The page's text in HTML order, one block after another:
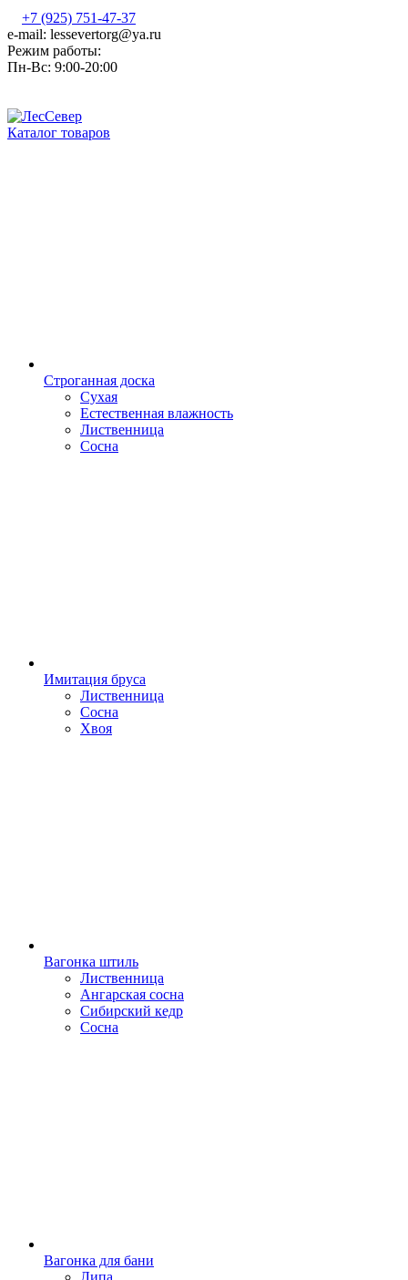
+7 (925) 751-47-37
e-mail: lessevertorg@ya.ru
Режим работы:
Пн-Вс: 9:00-20:00
Каталог товаров
Строганная доска
Сухая
Естественная влажность
Лиственница
Сосна
Имитация бруса
Лиственница
Сосна
Хвоя
Вагонка штиль
Лиственница
Ангарская сосна
Сибирский кедр
Сосна
Вагонка для бани
Липа